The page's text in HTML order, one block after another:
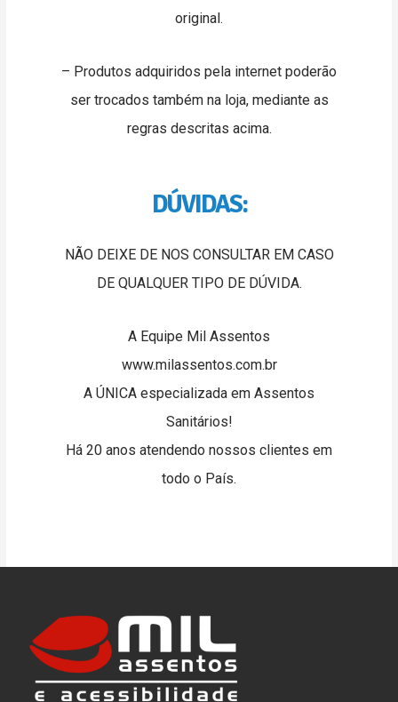
original.
– Produtos adquiridos pela internet poderão
ser trocados também na loja, mediante as
regras descritas acima.
DÚVIDAS:
NÃO DEIXE DE NOS CONSULTAR EM CASO
DE QUALQUER TIPO DE DÚVIDA.
A Equipe Mil Assentos
www.milassentos.com.br
A ÚNICA especializada em Assentos
Sanitários!
Há 20 anos atendendo nossos clientes em
todo o País.